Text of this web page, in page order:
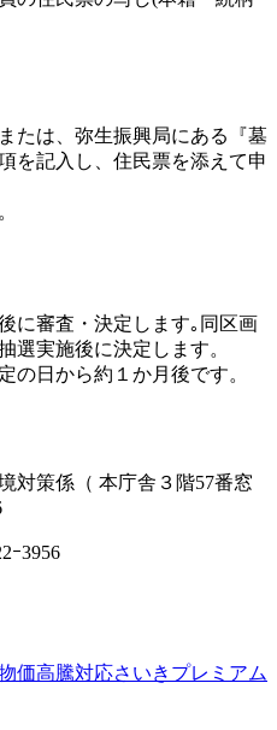
たは、弥生振興局にある『墓
を記入し、住民票を添えて申
に審査・決定します｡同区画
選実施後に決定します。
日から約１か月後です。
対策係（ 本庁舎３階57番窓
ｰ3956
価高騰対応さいきプレミアム